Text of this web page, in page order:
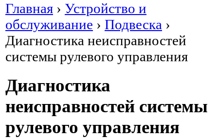
Главная › Устройство и
обслуживание › Подвеска ›
Диагностика неисправностей
системы рулевого управления
Диагностика
неисправностей системы
рулевого управления